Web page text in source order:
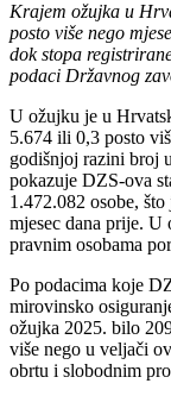
Krajem ožujka u
posto više nego
dok stopa
podaci Državnog
U ožujku je u
5.674 ili 0,3 posto
godišnjoj razini broj
pokazuje DZS-ova
1.472.082 osobe,
mjesec dana prije. U
pravnim osobama
Po podacima koje
mirovinsko
ožujka 2025. bilo
više nego u veljači
obrtu i slobodnim